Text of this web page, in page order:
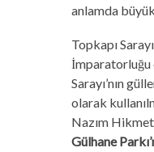
anlamda
Topkapı
İmparatorluğu
Sarayı’nın
olarak
Nazım
Gülhane